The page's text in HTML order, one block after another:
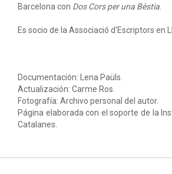
Barcelona con Dos Cors per una Bèstia
Es socio de la Associació d'Escriptors en
Documentación: Lena Paüls.
Actualización: Carme Ros.
Fotografía: Archivo personal del autor.
Página elaborada con el soporte de la
Catalanes.